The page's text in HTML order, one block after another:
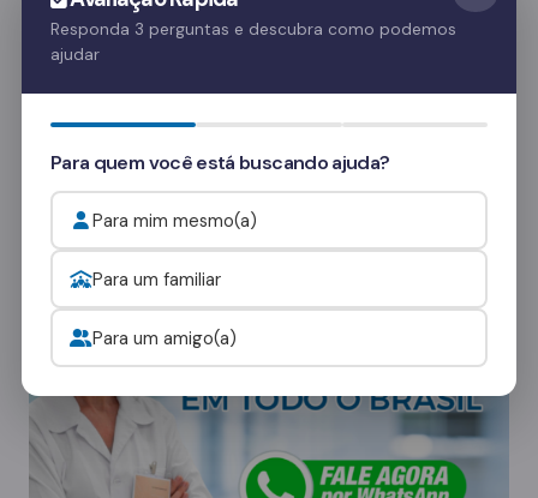
Essas visitas ajudam no processo de
recuperação e fortalecem o vínculo familiar.
Quer saber mais? Fale com nossos
consultorese veja como funcionam as visitas.
Onde procurar ajuda para o alcoolismo?
Responda 3 perguntas e descubra como podemos
ajudar
Para quem você está buscando ajuda?
Para mim mesmo(a)
Para um familiar
Para um amigo(a)